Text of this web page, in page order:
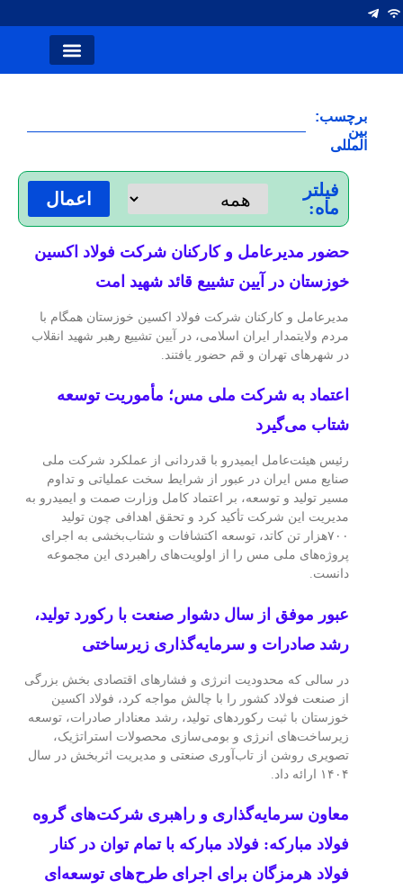
برچسب:
بین
المللی
فیلتر
ماه:
اعمال
حضور مدیرعامل و کارکنان شرکت فولاد اکسین
خوزستان در آیین تشییع قائد شهید امت
مدیرعامل و کارکنان شرکت فولاد اکسین خوزستان همگام با
مردم ولایتمدار ایران اسلامی، در آیین تشییع رهبر شهید انقلاب
در شهرهای تهران و قم حضور یافتند.
اعتماد به شرکت ملی مس؛ مأموریت توسعه
شتاب می‌گیرد
رئیس هیئت‌عامل ایمیدرو با قدردانی از عملکرد شرکت ملی
صنایع مس ایران در عبور از شرایط سخت عملیاتی و تداوم
مسیر تولید و توسعه، بر اعتماد کامل وزارت صمت و ایمیدرو به
مدیریت این شرکت تأکید کرد و تحقق اهدافی چون تولید
۷۰۰هزار تن کاتد، توسعه اکتشافات و شتاب‌بخشی به اجرای
پروژه‌های ملی مس را از اولویت‌های راهبردی این مجموعه
دانست.
عبور موفق از سال دشوار صنعت با رکورد تولید،
رشد صادرات و سرمایه‌گذاری زیرساختی
در سالی که محدودیت انرژی و فشارهای اقتصادی بخش بزرگی
از صنعت فولاد کشور را با چالش مواجه کرد، فولاد اکسین
خوزستان با ثبت رکوردهای تولید، رشد معنادار صادرات، توسعه
زیرساخت‌های انرژی و بومی‌سازی محصولات استراتژیک،
تصویری روشن از تاب‌آوری صنعتی و مدیریت اثربخش در سال
۱۴۰۴ ارائه داد.
معاون سرمایه‌گذاری و راهبری شرکت‌های گروه
فولاد مبارکه: فولاد مبارکه با تمام توان در کنار
فولاد هرمزگان برای اجرای طرح‌های توسعه‌ای